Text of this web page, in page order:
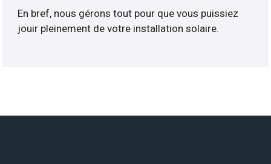
En bref, nous gérons tout pour que vous puissiez
jouir pleinement de votre installation solaire.